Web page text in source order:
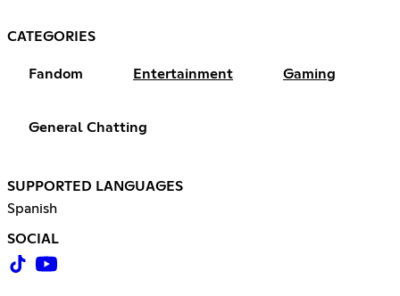
CATEGORIES
Fandom Entertainment Gaming
General Chatting
SUPPORTED LANGUAGES
Spanish
SOCIAL